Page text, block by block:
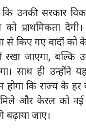
उनकी सरकार
प्राथमिकता देगी।
से किए गए वादों
जाएगा, बल्कि
साथ ही उन्होंने
होगा कि राज्य के हर
और केरल को नई
जाए।